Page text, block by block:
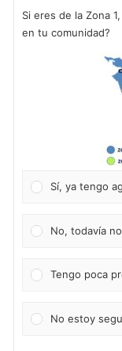
Si eres de la Zona
en tu comunidad?
Sí, ya tengo
No, todavía
Tengo poca
No estoy